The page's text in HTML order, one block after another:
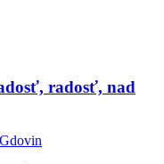
radosť, nad